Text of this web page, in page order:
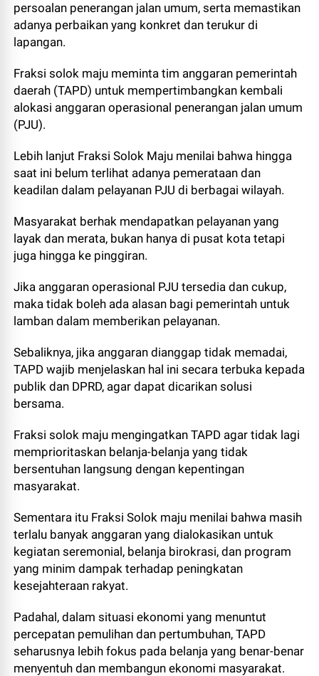
persoalan penerangan jalan umum, serta memastikan
adanya perbaikan yang konkret dan terukur di
lapangan.
Fraksi solok maju meminta tim anggaran pemerintah
daerah (TAPD) untuk mempertimbangkan kembali
alokasi anggaran operasional penerangan jalan umum
(PJU).
Lebih lanjut Fraksi Solok Maju menilai bahwa hingga
saat ini belum terlihat adanya pemerataan dan
keadilan dalam pelayanan PJU di berbagai wilayah.
Masyarakat berhak mendapatkan pelayanan yang
layak dan merata, bukan hanya di pusat kota tetapi
juga hingga ke pinggiran.
Jika anggaran operasional PJU tersedia dan cukup,
maka tidak boleh ada alasan bagi pemerintah untuk
lamban dalam memberikan pelayanan.
Sebaliknya, jika anggaran dianggap tidak memadai,
TAPD wajib menjelaskan hal ini secara terbuka kepada
publik dan DPRD, agar dapat dicarikan solusi
bersama.
Fraksi solok maju mengingatkan TAPD agar tidak lagi
memprioritaskan belanja-belanja yang tidak
bersentuhan langsung dengan kepentingan
masyarakat.
Sementara itu Fraksi Solok maju menilai bahwa masih
terlalu banyak anggaran yang dialokasikan untuk
kegiatan seremonial, belanja birokrasi, dan program
yang minim dampak terhadap peningkatan
kesejahteraan rakyat.
Padahal, dalam situasi ekonomi yang menuntut
percepatan pemulihan dan pertumbuhan, TAPD
seharusnya lebih fokus pada belanja yang benar-benar
menyentuh dan membangun ekonomi masyarakat.